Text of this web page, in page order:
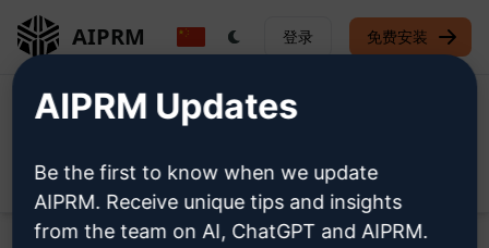
AIPRM 登录 免费安装
AIPRM Updates
Be the first to know when we update
AIPRM. Receive unique tips and insights
from the team on AI, ChatGPT and AIPRM.